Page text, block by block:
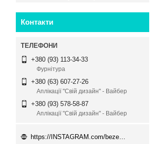
Контакти
+380 (93) 113-34-33
Фурнітура
+380 (63) 607-27-26
Аплікації "Свій дизайн" - Вайбер
+380 (93) 578-58-87
Аплікації "Свій дизайн" - Вайбер